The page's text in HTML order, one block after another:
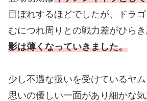
目ぼれするほどでしたが、ドラ
むにつれ周りとの戦力差がひらき
影は薄くなっていきました。
少し不遇な扱いを受けているヤ
思いの優しい一面があり細かな